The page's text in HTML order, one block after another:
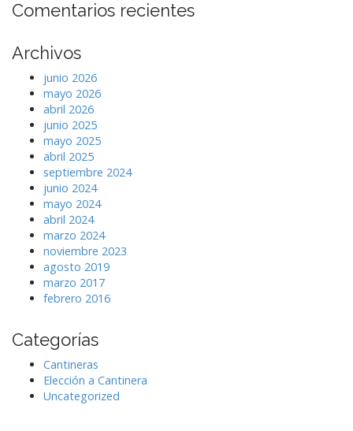
Comentarios recientes
Archivos
junio 2026
mayo 2026
abril 2026
junio 2025
mayo 2025
abril 2025
septiembre 2024
junio 2024
mayo 2024
abril 2024
marzo 2024
noviembre 2023
agosto 2019
marzo 2017
febrero 2016
Categorías
Cantineras
Elección a Cantinera
Uncategorized